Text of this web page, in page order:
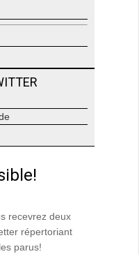
recevrez deux
répertoriant
parus!